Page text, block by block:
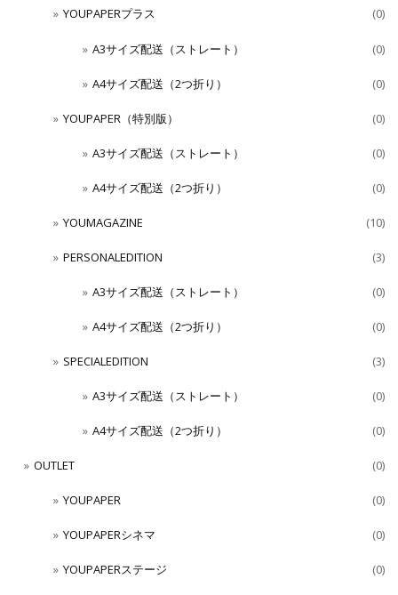
YOUPAPERプラス (0)
A3サイズ配送（ストレート） (0)
A4サイズ配送（2つ折り） (0)
YOUPAPER（特別版） (0)
A3サイズ配送（ストレート） (0)
A4サイズ配送（2つ折り） (0)
YOUMAGAZINE (10)
PERSONALEDITION (3)
A3サイズ配送（ストレート） (0)
A4サイズ配送（2つ折り） (0)
SPECIALEDITION (3)
A3サイズ配送（ストレート） (0)
A4サイズ配送（2つ折り） (0)
OUTLET (0)
YOUPAPER (0)
YOUPAPERシネマ (0)
YOUPAPERステージ (0)